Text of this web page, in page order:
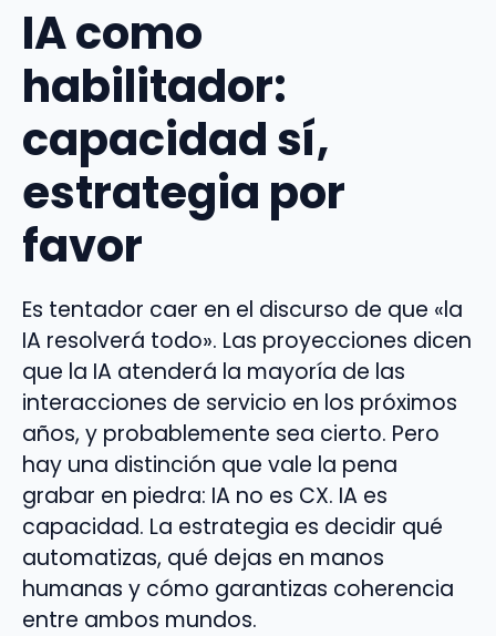
IA como
habilitador:
capacidad sí,
estrategia por
favor
Es tentador caer en el discurso de que «la
IA resolverá todo». Las proyecciones dicen
que la IA atenderá la mayoría de las
interacciones de servicio en los próximos
años, y probablemente sea cierto. Pero
hay una distinción que vale la pena
grabar en piedra: IA no es CX. IA es
capacidad. La estrategia es decidir qué
automatizas, qué dejas en manos
humanas y cómo garantizas coherencia
entre ambos mundos.